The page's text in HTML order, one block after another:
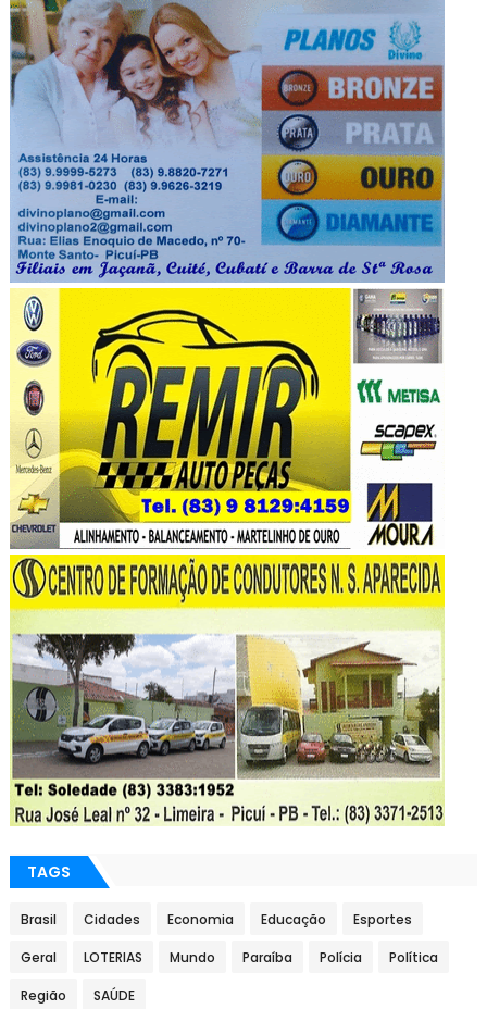
TAGS
Brasil Cidades Economia Educação Esportes
Geral LOTERIAS Mundo Paraíba Polícia Política
Região SAÚDE